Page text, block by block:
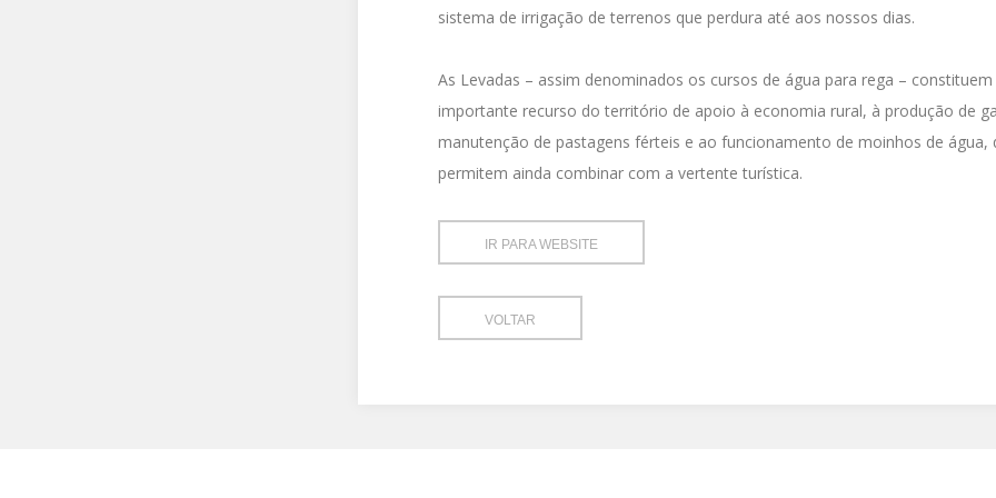
sistema de irrigação de terrenos que perdura até aos nossos dias.
As Levadas – assim denominados os cursos de água para rega –
importante recurso do território de apoio à economia rural, à produção de
manutenção de pastagens férteis e ao funcionamento de moinhos de água,
permitem ainda combinar com a vertente turística.
IR PARA WEBSITE
VOLTAR